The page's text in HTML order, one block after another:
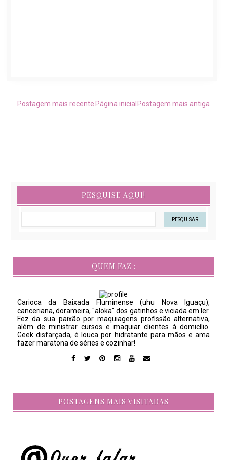
Postagem mais recente Postagem mais antiga
Página inicial
PESQUISE AQUI!
QUEM FAZ :
Carioca da Baixada Fluminense (uhu Nova Iguaçu),
canceriana, dorameira, "aloka" dos gatinhos e viciada em ler.
Fez da sua paixão por maquiagens profissão alternativa,
além de ministrar cursos e maquiar clientes à domicílio.
Geek disfarçada, é louca por hidratante para mãos e ama
fazer maratona de séries e cozinhar!
POSTAGENS MAIS VISITADAS